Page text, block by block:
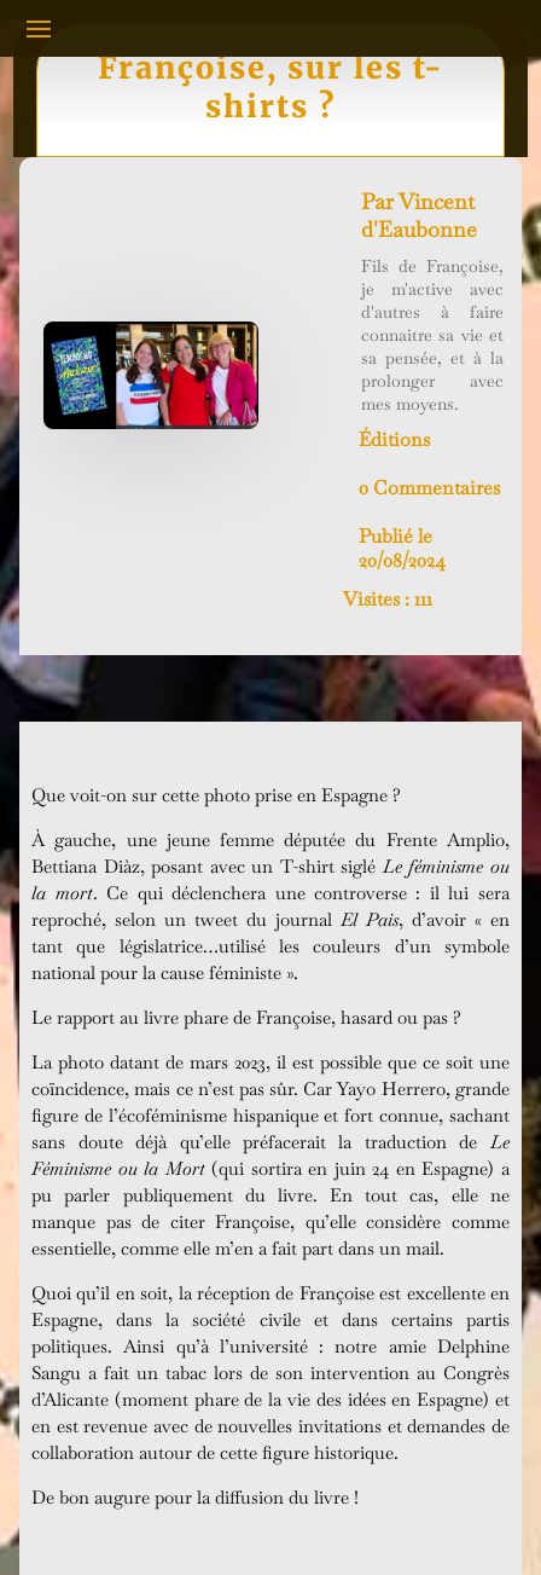
Françoise, sur les t-
shirts ?
ParVincent
d'Eaubonne
Fils de Françoise,
je m'active avec
d'autres à faire
connaitre sa vie et
sa pensée, et à la
prolonger avec
mes moyens.
Éditions
0 Commentaires
Publié le
20/08/2024
Visites : 111
Que voit-on sur cette photo prise en Espagne ?
À gauche, une jeune femme députée du Frente Amplio,
Bettiana Diàz, posant avec un T-shirt sigléLe féminisme ou
la mort. Ce qui déclenchera une controverse : il lui sera
reproché, selon un tweet du journalEl Pais, d’avoir « en
tant que législatrice…utilisé les couleurs d’un symbole
national pour la cause féministe ».
Le rapport au livre phare de Françoise, hasard ou pas ?
La photo datant de mars 2023, il est possible que ce soit une
coïncidence, mais ce n’est pas sûr. Car Yayo Herrero, grande
figure de l’écoféminisme hispanique et fort connue, sachant
sans doute déjà qu’elle préfacerait la traduction deLe
Féminisme ou la Mort(qui sortira en juin 24 en Espagne) a
pu parler publiquement du livre. En tout cas, elle ne
manque pas de citer Françoise, qu’elle considère comme
essentielle, comme elle m’en a fait part dans un mail.
Quoi qu’il en soit, la réception de Françoise est excellente en
Espagne, dans la société civile et dans certains partis
politiques. Ainsi qu’à l’université : notre amie Delphine
Sangu a fait un tabac lors de son intervention au Congrès
d’Alicante (moment phare de la vie des idées en Espagne) et
en est revenue avec de nouvelles invitations et demandes de
collaboration autour de cette figure historique.
De bon augure pour la diffusion du livre !